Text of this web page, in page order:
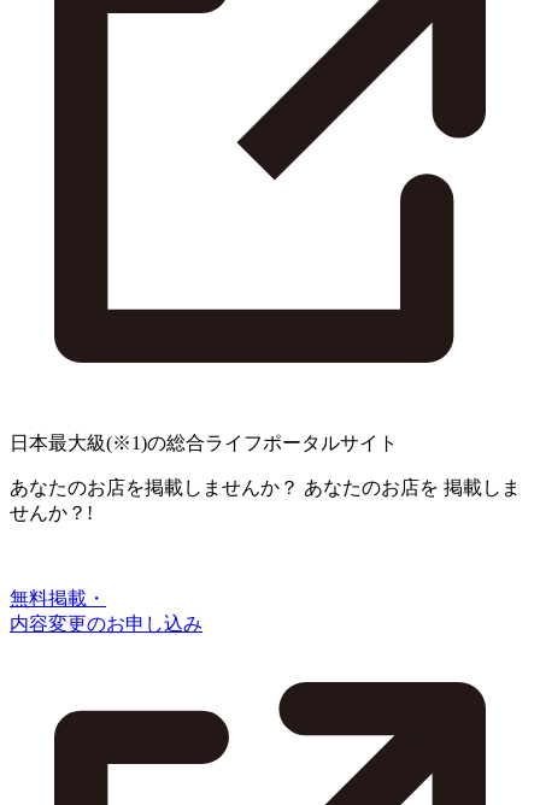
日本最大級(※1)の総合ライフポータルサイト
あなたのお店を掲載しませんか？ あなたのお店を 掲載しま
せんか？!
無料掲載・
内容変更のお申し込み